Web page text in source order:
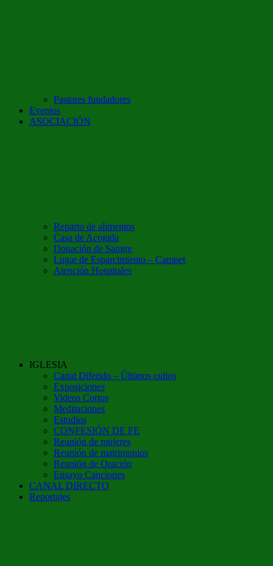
Pastores fundadores
Eventos
ASOCIACIÓN
Reparto de alimentos
Casa de Acogida
Donación de Sangre
Lugar de Esparcimiento – Campet
Atención Hospitales
IGLESIA
Canal Diferido – Últimos cultos
Exposiciones
Videos Cortos
Meditaciones
Estudios
CONFESIÓN DE FE
Reunión de mujeres
Reunión de matrimonios
Reunión de Oración
Ensayo Canciones
CANAL DIRECTO
Reportajes